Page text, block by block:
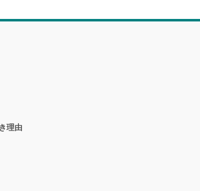
理由